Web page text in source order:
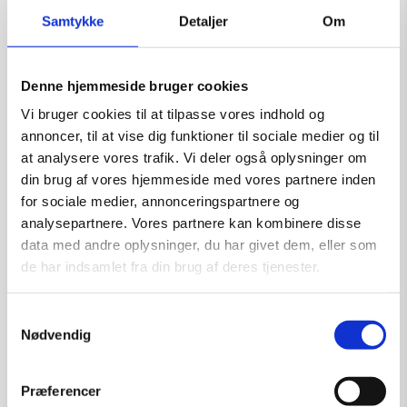
Samtykke Detaljer Om
Denne hjemmeside bruger cookies
Vi bruger cookies til at tilpasse vores indhold og
annoncer, til at vise dig funktioner til sociale medier og til
at analysere vores trafik. Vi deler også oplysninger om
din brug af vores hjemmeside med vores partnere inden
for sociale medier, annonceringspartnere og
analysepartnere. Vores partnere kan kombinere disse
data med andre oplysninger, du har givet dem, eller som
de har indsamlet fra din brug af deres tjenester.
Nødvendig
Præferencer
John Mirland The Well of
Mimir Lærred
Kunstner: John Mirland
Størrelse:
kr.2.500,00
Tilføj til kurv